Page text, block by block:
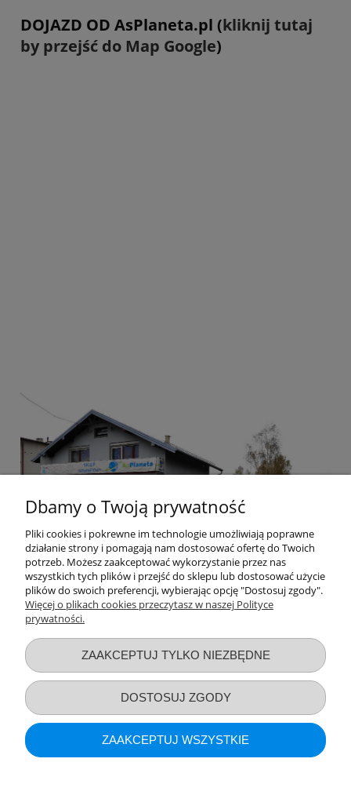
DOJAZD OD AsPlaneta.pl (kliknij tutaj
by przejść do Map Google)
Informacje o sklepie
Dbamy o Twoją prywatność
Pliki cookies i pokrewne im technologie umożliwiają poprawne
działanie strony i pomagają nam dostosować ofertę do Twoich
potrzeb. Możesz zaakceptować wykorzystanie przez nas
wszystkich tych plików i przejść do sklepu lub dostosować użycie
plików do swoich preferencji, wybierając opcję "Dostosuj zgody".
Więcej o plikach cookies przeczytasz w naszej Polityce
prywatności.
ZAAKCEPTUJ TYLKO NIEZBĘDNE
DOSTOSUJ ZGODY
ZAAKCEPTUJ WSZYSTKIE